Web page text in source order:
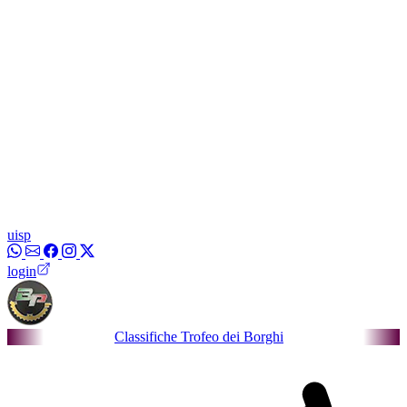
uisp
login
Classifiche Trofeo dei Borghi